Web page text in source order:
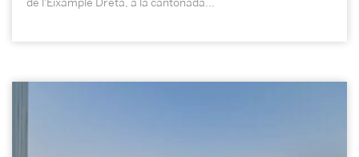
de l'Eixample Dreta, a la cantonada...